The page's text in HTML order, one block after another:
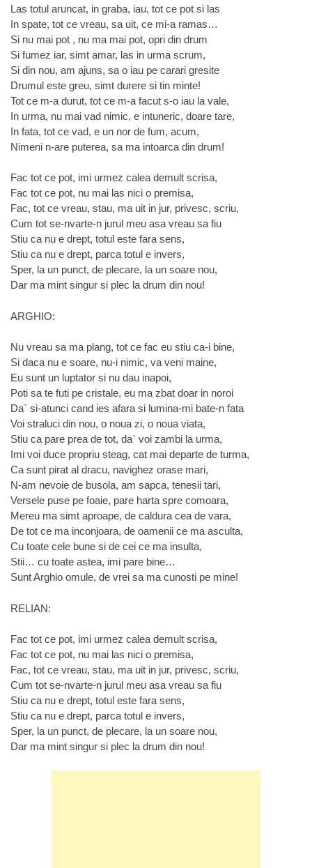
Las totul aruncat, in graba, iau, tot ce pot si las
In spate, tot ce vreau, sa uit, ce mi-a ramas…
Si nu mai pot , nu ma mai pot, opri din drum
Si fumez iar, simt amar, las in urma scrum,
Si din nou, am ajuns, sa o iau pe carari gresite
Drumul este greu, simt durere si tin minte!
Tot ce m-a durut, tot ce m-a facut s-o iau la vale,
In urma, nu mai vad nimic, e intuneric, doare tare,
In fata, tot ce vad, e un nor de fum, acum,
Nimeni n-are puterea, sa ma intoarca din drum!
Fac tot ce pot, imi urmez calea demult scrisa,
Fac tot ce pot, nu mai las nici o premisa,
Fac, tot ce vreau, stau, ma uit in jur, privesc, scriu,
Cum tot se-nvarte-n jurul meu asa vreau sa fiu
Stiu ca nu e drept, totul este fara sens,
Stiu ca nu e drept, parca totul e invers,
Sper, la un punct, de plecare, la un soare nou,
Dar ma mint singur si plec la drum din nou!
ARGHIO:
Nu vreau sa ma plang, tot ce fac eu stiu ca-i bine,
Si daca nu e soare, nu-i nimic, va veni maine,
Eu sunt un luptator si nu dau inapoi,
Poti sa te futi pe cristale, eu ma zbat doar in noroi
Da` si-atunci cand ies afara si lumina-mi bate-n fata
Voi straluci din nou, o noua zi, o noua viata,
Stiu ca pare prea de tot, da` voi zambi la urma,
Imi voi duce propriu steag, cat mai departe de turma,
Ca sunt pirat al dracu, navighez orase mari,
N-am nevoie de busola, am sapca, tenesii tari,
Versele puse pe foaie, pare harta spre comoara,
Mereu ma simt aproape, de caldura cea de vara,
De tot ce ma inconjoara, de oamenii ce ma asculta,
Cu toate cele bune si de cei ce ma insulta,
Stii… cu toate astea, imi pare bine…
Sunt Arghio omule, de vrei sa ma cunosti pe mine!
RELIAN:
Fac tot ce pot, imi urmez calea demult scrisa,
Fac tot ce pot, nu mai las nici o premisa,
Fac, tot ce vreau, stau, ma uit in jur, privesc, scriu,
Cum tot se-nvarte-n jurul meu asa vreau sa fiu
Stiu ca nu e drept, totul este fara sens,
Stiu ca nu e drept, parca totul e invers,
Sper, la un punct, de plecare, la un soare nou,
Dar ma mint singur si plec la drum din nou!